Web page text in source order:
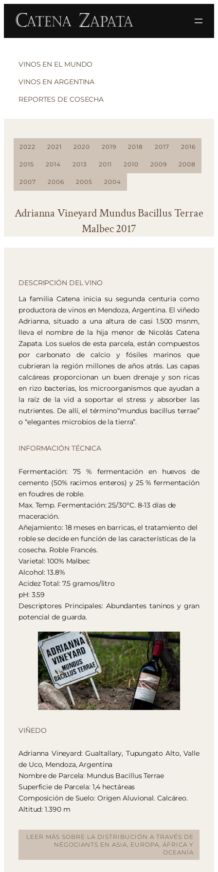
VINOS EN EL MUNDO
VINOS EN ARGENTINA
REPORTES DE COSECHA
2022 2021 2020 2019 2018 2017 2016
2015 2014 2013 2011 2010 2009 2008
2007 2006 2005 2004
Adrianna Vineyard Mundus Bacillus Terrae
Malbec 2017
DESCRIPCIÓN DEL VINO
La familia Catena inicia su segunda centuria como
productora de vinos en Mendoza, Argentina. El viñedo
Adrianna, situado a una altura de casi 1.500 msnm,
lleva el nombre de la hija menor de Nicolás Catena
Zapata. Los suelos de esta parcela, están compuestos
por carbonato de calcio y fósiles marinos que
cubrieran la región millones de años atrás. Las capas
calcáreas proporcionan un buen drenaje y son ricas
en rizo bacterias, los microorganismos que ayudan a
la raíz de la vid a soportar el stress y absorber las
nutrientes. De allí, el término“mundus bacillus terrae”
o “elegantes microbios de la tierra”.
INFORMACIÓN TÉCNICA
Fermentación: 75 % fermentación en huevos de
cemento (50% racimos enteros) y 25 % fermentación
en foudres de roble.
Max. Temp. Fermentación: 25/30ºC. 8-13 días de
maceración.
Añejamiento: 18 meses en barricas, el tratamiento del
roble se decide en función de las características de la
cosecha. Roble Francés.
Varietal: 100% Malbec
Alcohol: 13.8%
Acidez Total: 7.5 gramos/litro
pH: 3.59
Descriptores Principales: Abundantes taninos y gran
potencial de guarda.
VIÑEDO
Adrianna Vineyard: Gualtallary, Tupungato Alto, Valle
de Uco, Mendoza, Argentina
Nombre de Parcela: Mundus Bacillus Terrae
Superficie de Parcela: 1,4 hectáreas
Composición de Suelo: Origen Aluvional. Calcáreo.
Altitud: 1.390 m
LEER MÁS SOBRE LA DISTRIBUCIÓN A TRAVÉS DE
NÉGOCIANTS EN ASIA, EUROPA, ÁFRICA Y
OCEANÍA